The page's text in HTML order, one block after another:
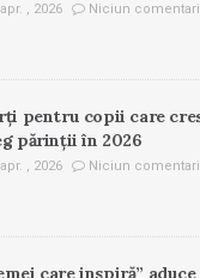
, 2026 Niciun
pentru copii care
părinții în 2026
, 2026 Niciun
care inspiră”